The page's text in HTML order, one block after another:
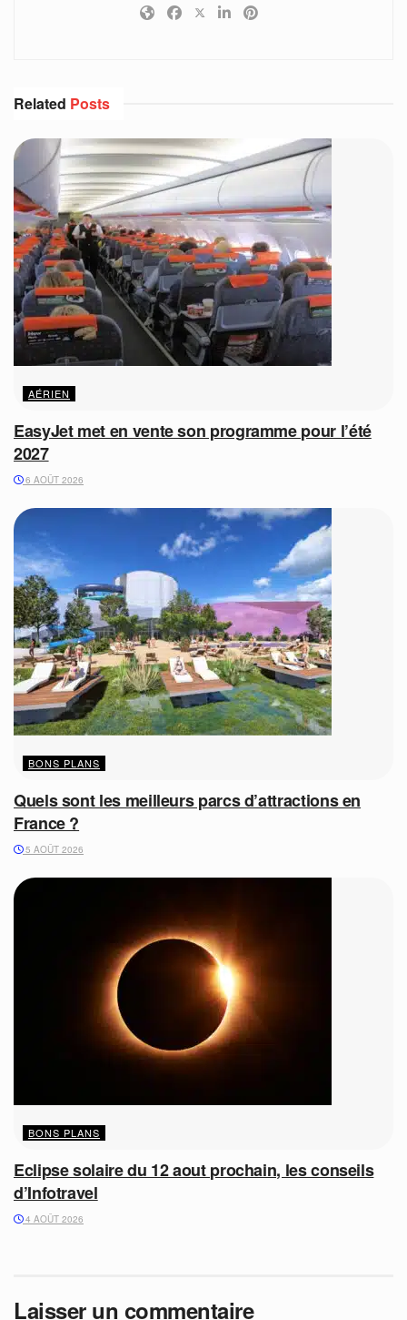
Related Posts
AÉRIEN
EasyJet met en vente son programme pour l’été
2027
6 AOÛT 2026
BONS PLANS
Quels sont les meilleurs parcs d’attractions en
France ?
5 AOÛT 2026
BONS PLANS
Eclipse solaire du 12 aout prochain, les conseils
d’Infotravel
4 AOÛT 2026
Laisser un commentaire